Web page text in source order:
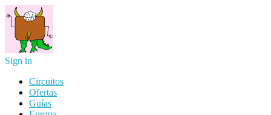
Sign in
Circuitos
Ofertas
Guías